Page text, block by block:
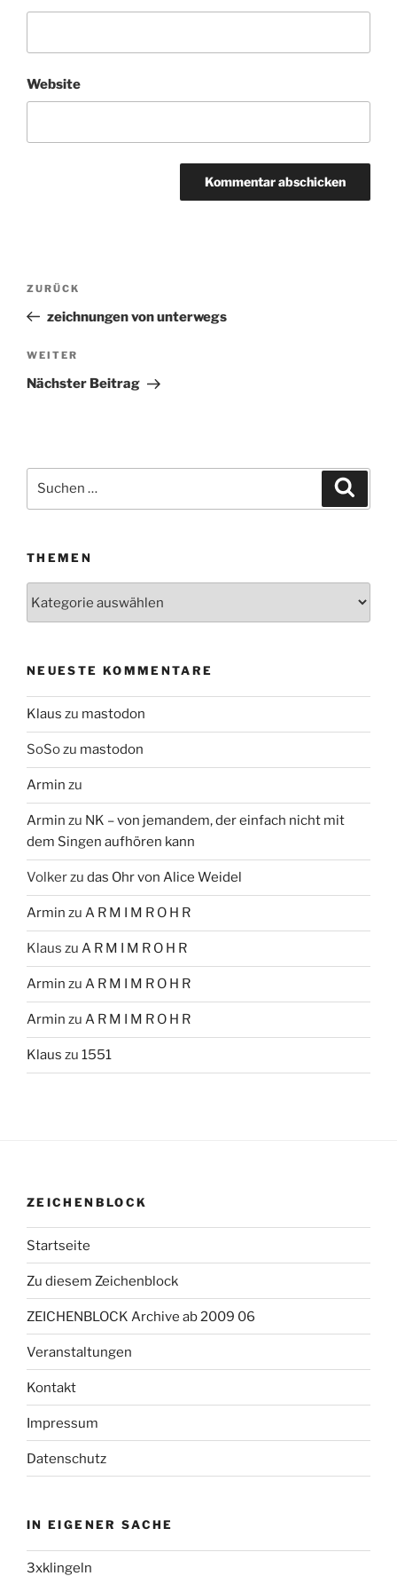
Website
Beitragsnavigation
Vorheriger
Beitrag
ZURÜCK
zeichnungen von unterwegs
Nächster
Beitrag
WEITER
Nächster Beitrag
Suchen
THEMEN
NEUESTE KOMMENTARE
Klaus zu mastodon
SoSozu mastodon
Armin zu
Armin zu NK – von jemandem, der einfach nicht mit
dem Singen aufhören kann
Volkerzu das Ohr von Alice Weidel
Armin zu A R M I M R O H R
Klaus zu A R M I M R O H R
Armin zu A R M I M R O H R
Armin zu A R M I M R O H R
Klaus zu 1551
ZEICHENBLOCK
Startseite
Zu diesem Zeichenblock
ZEICHENBLOCK Archive ab 2009 06
Veranstaltungen
Kontakt
Impressum
Datenschutz
IN EIGENER SACHE
3xklingeln